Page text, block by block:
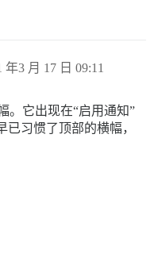
年3 月 17 日 09:11
。它出现在“启用通知”
习惯了顶部的横幅，